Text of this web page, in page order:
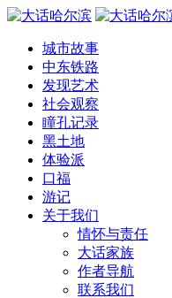
城市故事
中东铁路
发现艺术
社会观察
瞳孔记录
黑土地
体验派
口福
游记
关于我们
情怀与责任
大话家族
作者导航
联系我们